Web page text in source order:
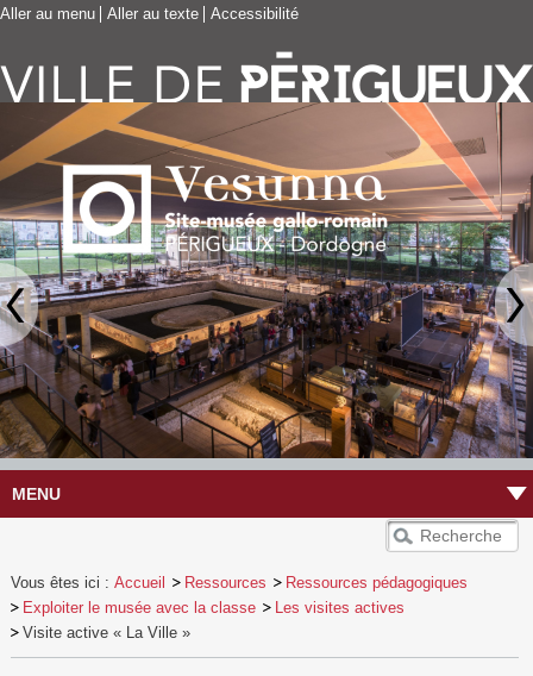
Aller au menu Aller au texte Accessibilité
MENU
VESUNNA
PUBLICS
Vous êtes ici : Accueil Ressources
Ressources pédagogiques
Exploiter le musée avec la classe
Les visites actives
Visite active « La Ville »